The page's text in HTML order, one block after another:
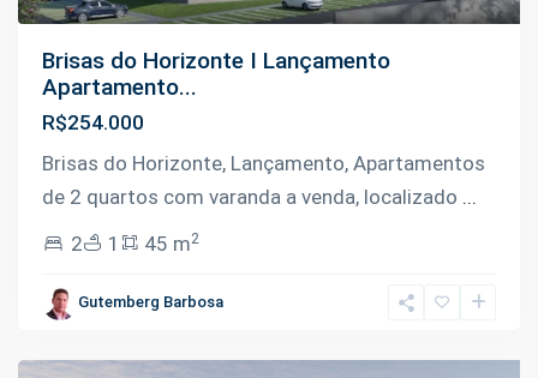
Brisas do Horizonte I Lançamento
Apartamento...
R$254.000
Brisas do Horizonte, Lançamento, Apartamentos
de 2 quartos com varanda a venda, localizado ...
2
1 45 m2
Gutemberg Barbosa
Aleixo,